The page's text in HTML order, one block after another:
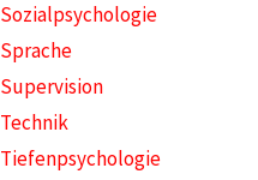
Sozialpsychologie
Sprache
Supervision
Technik
Tiefenpsychologie